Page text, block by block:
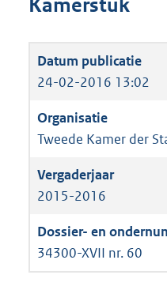
Kamerstuk
24-02-2016 13:02
Tweede Kamer der
2015-2016
34300-XVII nr. 60